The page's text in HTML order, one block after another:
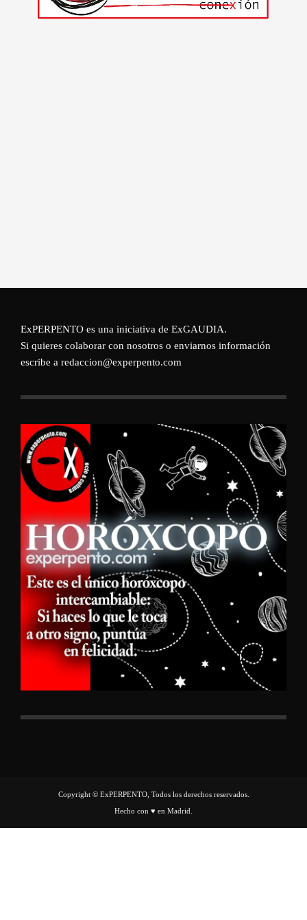
ExPERPENTO es una iniciativa de ExGAUDIA.
Si quieres colaborar con nosotros o enviarnos información
escribe a redaccion@experpento.com
Copyright © ExPERPENTO, Todos los derechos reservados.
Hecho con ♥ en Madrid.